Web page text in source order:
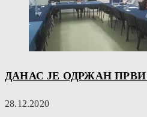
ДАНАС ЈЕ ОДРЖАН
28.12.2020